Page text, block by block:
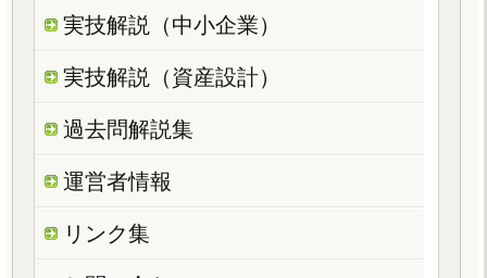
実技解説（中小企業）
実技解説（資産設計）
過去問解説集
運営者情報
リンク集